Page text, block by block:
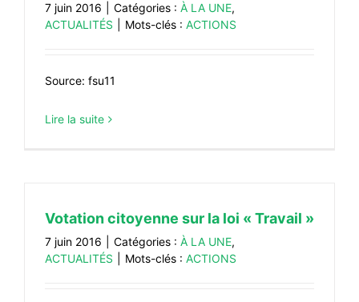
7 juin 2016 Catégories : À LA UNE,
ACTUALITÉS
Mots-clés : ACTIONS
Source: fsu11
Lire la suite
Votation citoyenne sur la loi « Travail »
7 juin 2016 Catégories : À LA UNE,
ACTUALITÉS
Mots-clés : ACTIONS